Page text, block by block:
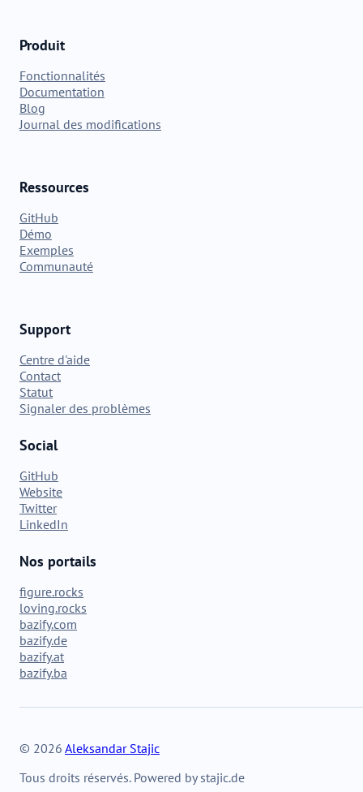
Produit
Fonctionnalités
Documentation
Blog
Journal des modifications
Ressources
GitHub
Démo
Exemples
Communauté
Support
Centre d'aide
Contact
Statut
Signaler des problèmes
Social
GitHub
Website
Twitter
LinkedIn
Nos portails
figure.rocks
loving.rocks
bazify.com
bazify.de
bazify.at
bazify.ba
© 2026 Aleksandar Stajic
Tous droits réservés. Powered by stajic.de